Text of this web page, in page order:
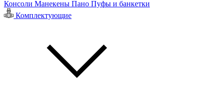
Консоли Манекены Пано Пуфы и банкетки
Комплектующие